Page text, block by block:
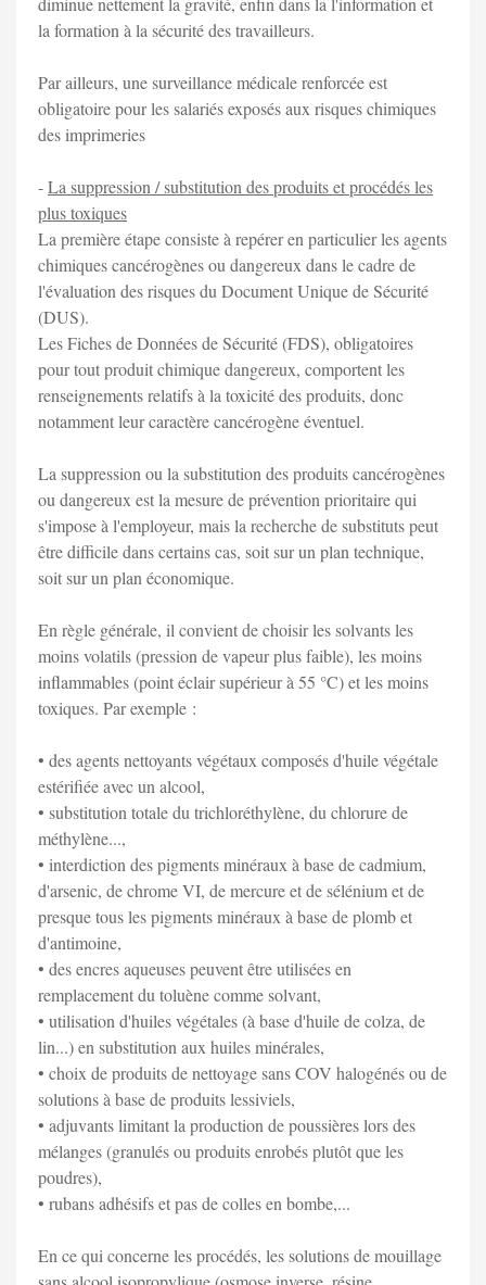
la formation à la sécurité des travailleurs.
Par ailleurs, une surveillance médicale renforcée est
obligatoire pour les salariés exposés aux risques chimiques
des imprimeries
-La suppression / substitution des produits et procédés les
plus toxiques
La première étape consiste à repérer en particulier les agents
chimiques cancérogènes ou dangereux dans le cadre de
l'évaluation des risques du Document Unique de Sécurité
(DUS).
Les Fiches de Données de Sécurité (FDS), obligatoires
pour tout produit chimique dangereux, comportent les
renseignements relatifs à la toxicité des produits, donc
notamment leur caractère cancérogène éventuel.
La suppression ou la substitution des produits cancérogènes
ou dangereux est la mesure de prévention prioritaire qui
s'impose à l'employeur, mais la recherche de substituts peut
être difficile dans certains cas, soit sur un plan technique,
soit sur un plan économique.
En règle générale, il convient de choisir les solvants les
moins volatils (pression de vapeur plus faible), les moins
inflammables (point éclair supérieur à 55 °C) et les moins
toxiques. Par exemple :
• des agents nettoyants végétaux composés d'huile végétale
estérifiée avec un alcool,
• substitution totale du trichloréthylène, du chlorure de
méthylène...,
• interdiction des pigments minéraux à base de cadmium,
d'arsenic, de chrome VI, de mercure et de sélénium et de
presque tous les pigments minéraux à base de plomb et
d'antimoine,
• des encres aqueuses peuvent être utilisées en
remplacement du toluène comme solvant,
• utilisation d'huiles végétales (à base d'huile de colza, de
lin...) en substitution aux huiles minérales,
• choix de produits de nettoyage sans COV halogénés ou de
solutions à base de produits lessiviels,
• adjuvants limitant la production de poussières lors des
mélanges (granulés ou produits enrobés plutôt que les
poudres),
• rubans adhésifs et pas de colles en bombe,...
En ce qui concerne les procédés, les solutions de mouillage